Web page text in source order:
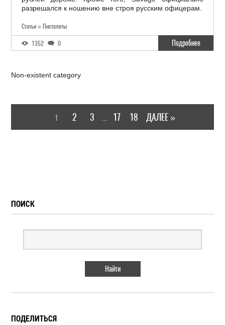
разрешался к ношению вне строя русским офицерам.
Статьи » Пистолеты
1352 0 Подробнее
Non-existent category
1 2 3 17 18 ДАЛЕЕ »
ПОИСК
ПОДЕЛИТЬСЯ